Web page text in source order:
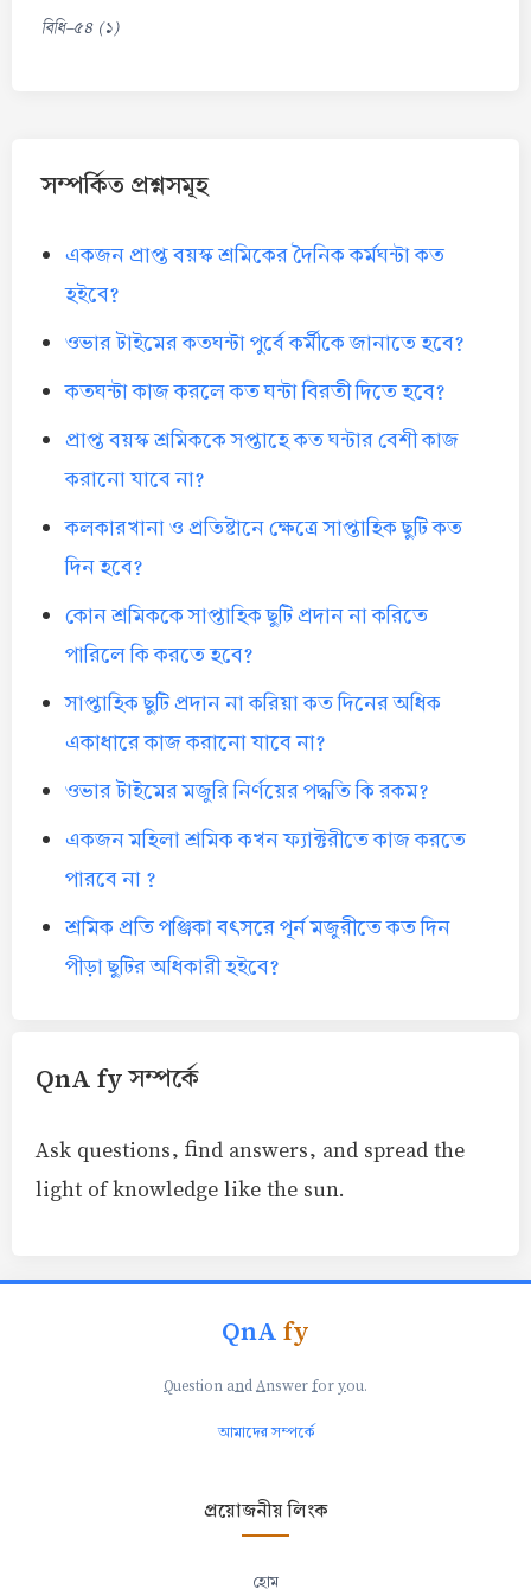
বিধি-৫৪ (১)
সম্পর্কিত প্রশ্নসমূহ
একজন প্রাপ্ত বয়স্ক শ্রমিকের দৈনিক কর্মঘন্টা কত
হইবে?
ওভার টাইমের কতঘন্টা পুর্বে কর্মীকে জানাতে হবে?
কতঘন্টা কাজ করলে কত ঘন্টা বিরতী দিতে হবে?
প্রাপ্ত বয়স্ক শ্রমিককে সপ্তাহে কত ঘন্টার বেশী কাজ
করানো যাবে না?
কলকারখানা ও প্রতিষ্টানে ক্ষেত্রে সাপ্তাহিক ছুটি কত
দিন হবে?
কোন শ্রমিককে সাপ্তাহিক ছুটি প্রদান না করিতে
পারিলে কি করতে হবে?
সাপ্তাহিক ছুটি প্রদান না করিয়া কত দিনের অধিক
একাধারে কাজ করানো যাবে না?
ওভার টাইমের মজুরি নির্ণয়ের পদ্ধতি কি রকম?
একজন মহিলা শ্রমিক কখন ফ্যাক্টরীতে কাজ করতে
পারবে না ?
শ্রমিক প্রতি পঞ্জিকা বৎসরে পূর্ন মজুরীতে কত দিন
পীড়া ছুটির অধিকারী হইবে?
QnA fy সম্পর্কে
Ask questions, find answers, and spread the
light of knowledge like the sun.
QnAfy
Question andAnswer foryou.
আমাদের সম্পর্কে
প্রয়োজনীয় লিংক
হোম